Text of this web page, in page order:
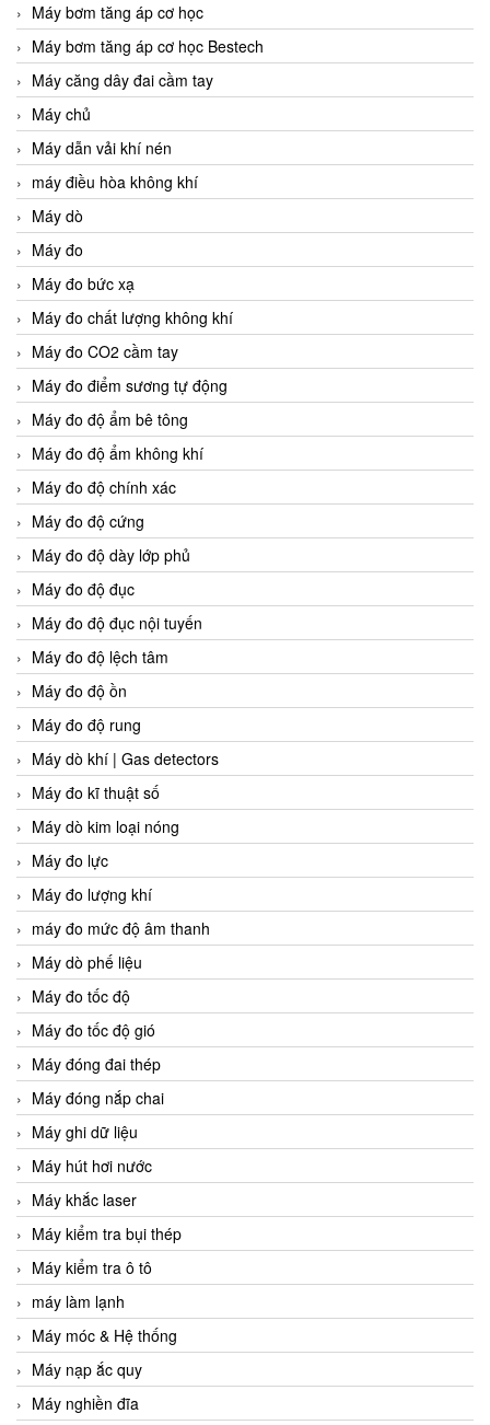
Máy bơm tăng áp cơ học
Máy bơm tăng áp cơ học Bestech
Máy căng dây đai cầm tay
Máy chủ
Máy dẫn vải khí nén
máy điều hòa không khí
Máy dò
Máy đo
Máy đo bức xạ
Máy đo chất lượng không khí
Máy đo CO2 cầm tay
Máy đo điểm sương tự động
Máy đo độ ẩm bê tông
Máy đo độ ẩm không khí
Máy đo độ chính xác
Máy đo độ cứng
Máy đo độ dày lớp phủ
Máy đo độ đục
Máy đo độ đục nội tuyến
Máy đo độ lệch tâm
Máy đo độ ồn
Máy đo độ rung
Máy dò khí | Gas detectors
Máy đo kĩ thuật số
Máy dò kim loại nóng
Máy đo lực
Máy đo lượng khí
máy đo mức độ âm thanh
Máy dò phế liệu
Máy đo tốc độ
Máy đo tốc độ gió
Máy đóng đai thép
Máy đóng nắp chai
Máy ghi dữ liệu
Máy hút hơi nước
Máy khắc laser
Máy kiểm tra bụi thép
Máy kiểm tra ô tô
máy làm lạnh
Máy móc & Hệ thống
Máy nạp ắc quy
Máy nghiền đĩa